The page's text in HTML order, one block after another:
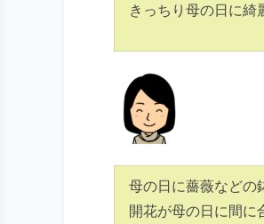
きっちり母の日に綺
母の日に薔薇などの
開花が母の日に間に